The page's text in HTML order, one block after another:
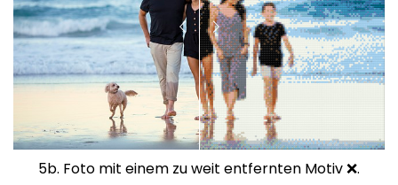
5b. Foto mit einem zu weit entfernten Motiv ❌.